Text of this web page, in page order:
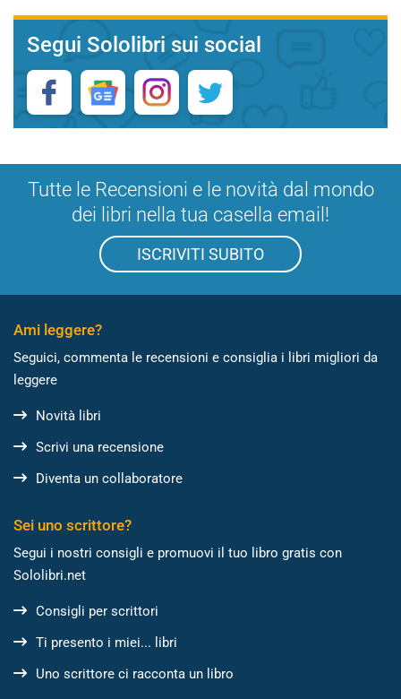
Segui Sololibri sui social
Tutte le Recensioni e le novità dal mondo
dei libri nella tua casella email!
ISCRIVITI SUBITO
Ami leggere?
Seguici, commenta le recensioni e consiglia i libri migliori da
leggere
Novità libri
Scrivi una recensione
Diventa un collaboratore
Sei uno scrittore?
Segui i nostri consigli e promuovi il tuo libro gratis con
Sololibri.net
Consigli per scrittori
Ti presento i miei... libri
Uno scrittore ci racconta un libro